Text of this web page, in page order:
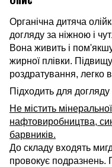
Органічна дитяча
догляду за ніжною і
Вона живить і
жирної плівки.
роздратування, легко
Підходить для
Не містить мінеральної
нафтовиробництва,
барвників.
До складу входять
провокує подразнень.